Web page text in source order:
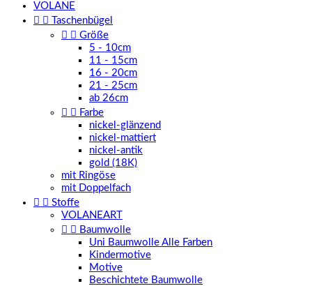
VOLANE
 
Taschenbügel
  Größe
5 - 10cm
11 - 15cm
16 - 20cm
21 - 25cm
ab 26cm
  Farbe
nickel-glänzend
nickel-mattiert
nickel-antik
gold (18K)
mit Ringöse
mit Doppelfach
  Stoffe
VOLANEART
  Baumwolle
Uni Baumwolle Alle Farben
Kindermotive
Motive
Beschichtete Baumwolle